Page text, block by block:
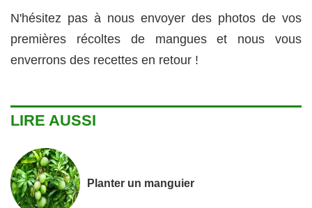
N'hésitez pas à nous envoyer des photos de vos
premières récoltes de mangues et nous vous
enverrons des recettes en retour !
LIRE AUSSI
Planter un manguier